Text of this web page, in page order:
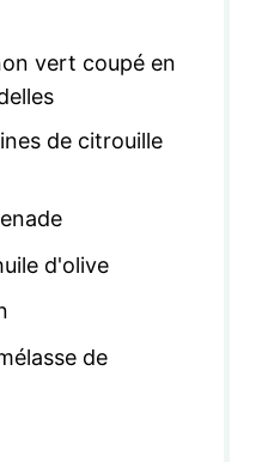
vert coupé en
de citrouille
d'olive
de